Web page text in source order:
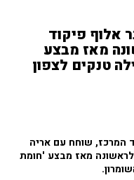
אלוף פיקוד
מאז מבצע
טנקים לצפון
המרכז, שוחח עם אריה
לראשונה מאז מבצע 'חומת